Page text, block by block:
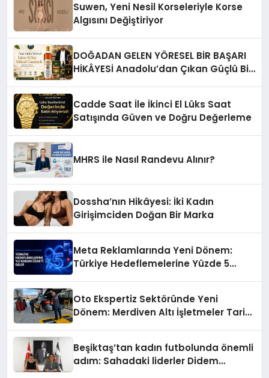
Suwen, Yeni Nesil Korseleriyle Korse
Algısını Değiştiriyor
DOĞADAN GELEN YÖRESEL BİR BAŞARI
HİKÂYESİ Anadolu’dan Çıkan Güçlü Bir
Cadde Saat İle İkinci El Lüks Saat
Satışında Güven ve Doğru Değerleme
MHRS ile Nasıl Randevu Alınır?
Dossha’nın Hikâyesi: İki Kadın
Girişimciden Doğan Bir Marka
Meta Reklamlarında Yeni Dönem:
Türkiye Hedeflemelerine Yüzde 5
Oto Ekspertiz Sektöründe Yeni
Dönem: Merdiven Altı İşletmeler Tarih
Beşiktaş’tan kadın futbolunda önemli
adım: Sahadaki liderler Didem